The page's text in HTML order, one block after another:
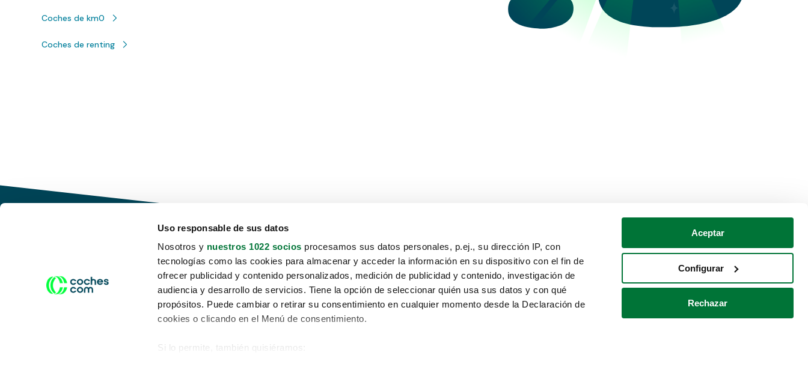
Uso responsable de sus datos
Nosotros y nuestros 1022 socios procesamos sus datos personales, p.ej., su dirección IP, con
tecnologías como las cookies para almacenar y acceder la información en su dispositivo con el fin de
ofrecer publicidad y contenido personalizados, medición de publicidad y contenido, investigación de
audiencia y desarrollo de servicios. Tiene la opción de seleccionar quién usa sus datos y con qué
propósitos. Puede cambiar o retirar su consentimiento en cualquier momento desde la Declaración de
cookies o clicando en el Menú de consentimiento.
Si lo permite, también quisiéramos:
Aceptar
Configurar
Rechazar
Coches de km0
Coches de renting
Conduce tu futuro,
desata tu movilidad